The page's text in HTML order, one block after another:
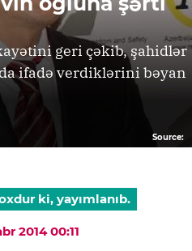
geri çəkib, şahidlər
ifadə verdiklərini bəyan
Source:
ki, yayımlanıb.
2014 00:11